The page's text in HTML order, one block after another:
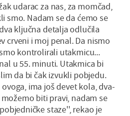
udarac za nas, za momčad,
smo. Nadam se da ćemo se
ključna detalja odlučila
crveni i moj penal. Da nismo
kontrolirali utakmicu...
u 55. minuti. Utakmica bi
da bi čak izvukli pobjedu.
ima još devet kola, dva-
biti pravi, nadam se
staze'', rekao je